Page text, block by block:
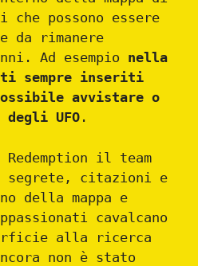
possono essere
da rimanere
Ad esempio nella
sempre inseriti
avvistare o
degli UFO .
Redemption il team
segrete, citazioni e
della mappa e
cavalcano
alla ricerca
non è stato